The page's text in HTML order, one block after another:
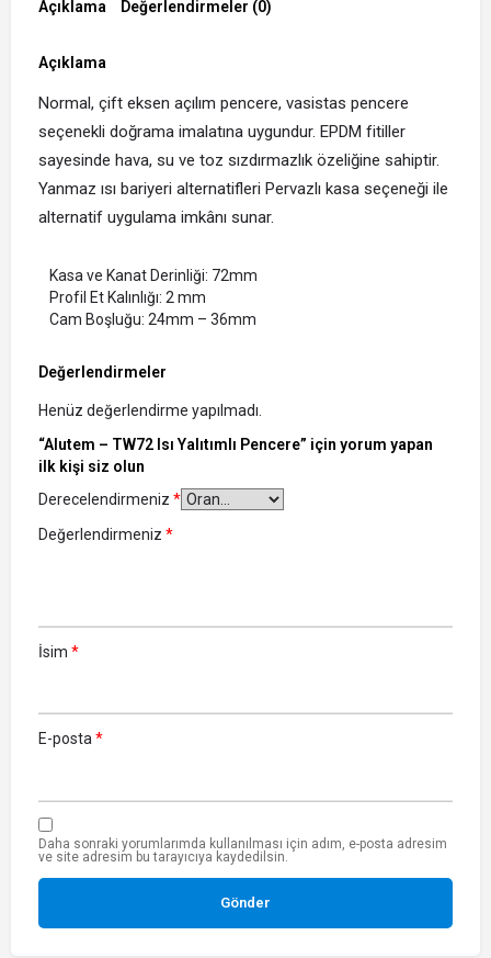
Açıklama Değerlendirmeler (0)
Açıklama
Normal, çift eksen açılım pencere, vasistas pencere
seçenekli doğrama imalatına uygundur. EPDM fitiller
sayesinde hava, su ve toz sızdırmazlık özeliğine sahiptir.
Yanmaz ısı bariyeri alternatifleri Pervazlı kasa seçeneği ile
alternatif uygulama imkânı sunar.
Kasa ve Kanat Derinliği: 72mm
Profil Et Kalınlığı: 2 mm
Cam Boşluğu: 24mm – 36mm
Değerlendirmeler
Henüz değerlendirme yapılmadı.
“Alutem – TW72 Isı Yalıtımlı Pencere” için yorum yapan
ilk kişi siz olun
Derecelendirmeniz *
Değerlendirmeniz *
İsim *
E-posta *
Daha sonraki yorumlarımda kullanılması için adım, e-posta adresim
ve site adresim bu tarayıcıya kaydedilsin.